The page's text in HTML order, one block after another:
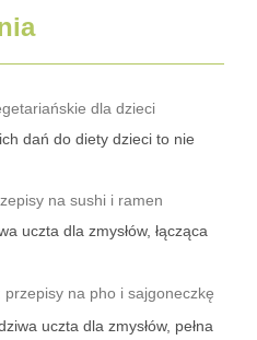
dla dzieci
dań do diety dzieci to nie
na sushi i ramen
uczta dla zmysłów, łącząca
na pho i sajgoneczkę
uczta dla zmysłów, pełna